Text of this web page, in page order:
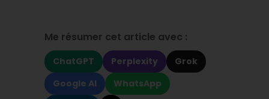
Me résumer cet article avec :
ChatGPT Perplexity
Grok
Google AI
WhatsApp